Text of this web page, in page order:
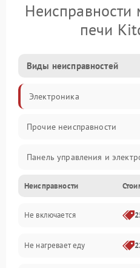
Неисправности
печи
Виды неисправностей
Электроника
Прочие неисправности
Панель управления и
Дверца и корпус
Механика и внутренние
Механические повреждения
Неисправности
Не включается
Не нагревает еду